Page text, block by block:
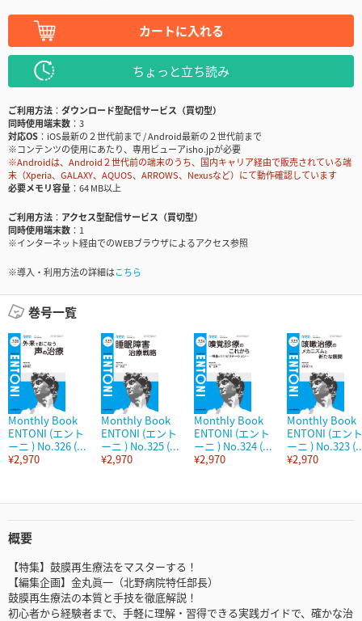
カートに入れる
ちょっと立ち読み
ご利用方法
ダウンロード型配信サービス（買切型）
同時使用端末数
3
対応OS
iOS最新の２世代前まで / Android最新の２世代前まで
※コンテンツの使用にあたり、専用ビューアisho.jpが必要
※Androidは、Android２世代前の端末のうち、国内キャリア経由で販売されている端
末（Xperia、GALAXY、AQUOS、ARROWS、Nexusなど）にて動作確認しています
必要メモリ容量
64 MB以上
ご利用方法
アクセス型配信サービス（買切型）
同時使用端末数
1
※インターネット経由でのWEBブラウザによるアクセス参照
※導入・利用方法の詳細はこちら
巻号一覧
Monthly Book
ENTONI (エント
ーニ ) No.326 (...
¥2,970
Monthly Book
ENTONI (エント
ーニ ) No.325 (...
¥2,970
Monthly Book
ENTONI (エント
ーニ ) No.324 (...
¥2,970
Monthly Book
ENTONI (エント
ーニ ) No.323
¥2,970
概要
【特集】鼓膜再生療法をマスターする！
【編集企画】金丸眞一（北野病院特任部長）
鼓膜再生療法の本質と手技を徹底解説！
初心者から経験者まで、手軽に理解・習得できる実践ガイドで、確かな治